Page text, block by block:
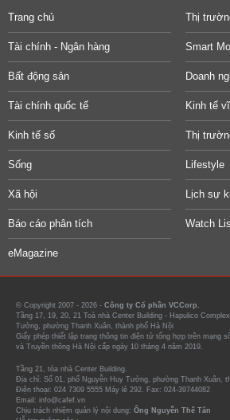
Trang chủ Thị
Tài chính - Ngân hàng Smart
Bất động sản Doanh
Tài chính quốc tế Kinh tế
Kinh tế số Thị
Sống Lifestyle
Xã hội Lịch sự
Báo cáo phân tích Watch
eMagazine
© Copyright 2007 - 2026 - Công ty Cổ phần VCCorp.
Tầng 17, 19, 20, 21 Toà nhà Center Building - Hapulico
Tưởng, phường Thanh Xuân, thành phố Hà Nội
Giấy phép thiết lập trang thông tin điện tử tổng hợp trên mạng
và Truyền thông Hà Nội cấp ngày 10 tháng 4 năm 2019.
Tầng 21, tòa nhà Center Building.
Địa chỉ: Số 01, phố Nguyễn Huy Tưởng, phường Thanh Xuân,
Điện thoại: 024 7309 5555 Máy lẻ 292. Fax: 024-39744082
Email: info@cafef.vn
Chịu trách nhiệm quản lý nội dung: Ông Nguyễn Thế Tân